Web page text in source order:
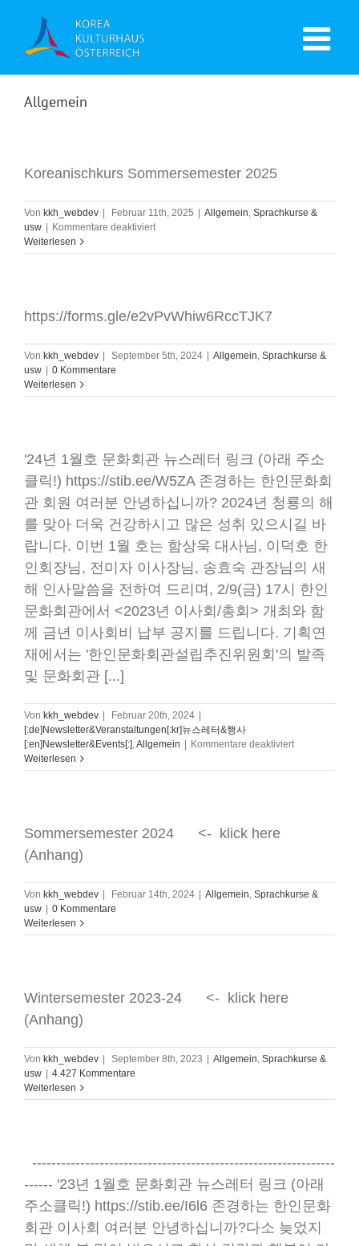
Allgemein
Koreanischkurs Sommersemester 2025
Von kkh_webdev | Februar 11th, 2025 | Allgemein Sprachkurse &
usw | Kommentare deaktiviertfür
Sommersemester
Weiterlesen
https://forms.gle/e2vPvWhiw6RccTJK7
Von kkh_webdev | September 5th, 2024 | Allgemein Sprachkurse &
usw | 0 Kommentare
Weiterlesen
'24년 1월호 문화회관 뉴스레터 링크 (아래 주소
클릭!) https://stib.ee/W5ZA 존경하는 한인문화회
관 회원 여러분 안녕하십니까? 2024년 청룡의 해
를 맞아 더욱 건강하시고 많은 성취 있으시길 바
랍니다. 이번 1월 호는 함상욱 대사님, 이덕호 한
인회장님, 전미자 이사장님, 송효숙 관장님의 새
해 인사말씀을 전하여 드리며, 2/9(금) 17시 한인
문화회관에서 <2023년 이사회/총회> 개최와 함
께 금년 이사회비 납부 공지를 드립니다. 기획연
재에서는 '한인문화회관설립추진위원회'의 발족
및 문화회관 [...]
Von kkh_webdev | Februar 20th, 2024 |
[:de]Newsletter&Veranstaltungen[:kr]뉴스레터&행사
[:en]Newsletter&Events[:] Allgemein | Kommentare deaktiviertfür
월
Weiterlesen
Sommersemester 2024 <- klick here
(Anhang)
Von kkh_webdev | Februar 14th, 2024 | Allgemein Sprachkurse &
usw | 0 Kommentare
Weiterlesen
Wintersemester 2023-24 <- klick here
(Anhang)
Von kkh_webdev | September 8th, 2023 | Allgemein Sprachkurse &
usw | 4.427 Kommentare
Weiterlesen
---------------------------------------------------------------
------ '23년 1월호 문화회관 뉴스레터 링크 (아래
주소클릭!) https://stib.ee/I6l6 존경하는 한인문화
회관 이사회 여러분 안녕하십니까?다소 늦었지